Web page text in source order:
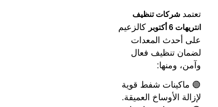
تعتمد شركات تنظيف
انتريهات 6 أكتوبر
كالزعيم
على أحدث المعدات
لضمان تنظيف فعال
وآمن، ومنها:
🟢 ماكينات شفط قوية
لإزالة الأوساخ العميقة.